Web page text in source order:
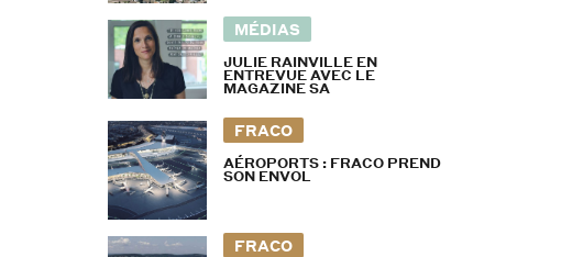
MÉDIAS
JULIE RAINVILLE EN
ENTREVUE AVEC LE
MAGAZINE SA
FRACO
AÉROPORTS : FRACO PREND
SON ENVOL
FRACO